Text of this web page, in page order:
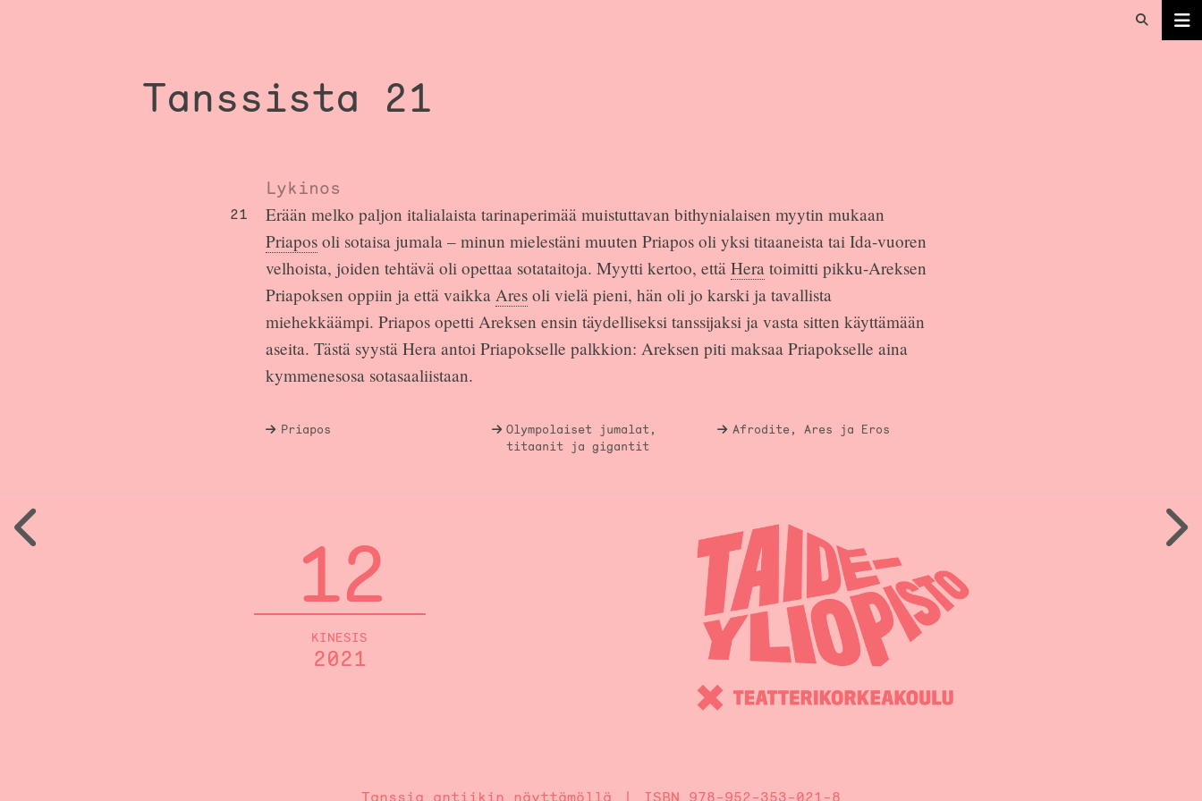
Tanssista 21
Lykinos
21
Erään melko paljon italialaista tarinaperimää muistuttavan bithynialaisen myytin mukaan
Priaposoli sotaisa jumala – minun mielestäni muuten Priapos oli yksi titaaneista tai Ida-vuoren
velhoista, joiden tehtävä oli opettaa sotataitoja. Myytti kertoo, että Heratoimitti pikku-Areksen
Priapoksen oppiin ja että vaikka Aresoli vielä pieni, hän oli jo karski ja tavallista
miehekkäämpi. Priapos opetti Areksen ensin täydelliseksi tanssijaksi ja vasta sitten käyttämään
aseita. Tästä syystä Hera antoi Priapokselle palkkion: Areksen piti maksaa Priapokselle aina
kymmenesosa sotasaaliistaan.
Priapos
Olympolaiset jumalat,
titaanit ja gigantit
Afrodite, Ares ja Eros
12
KINESIS
2021
Tanssia antiikin näyttämöllä ISBN 978-952-353-021-8